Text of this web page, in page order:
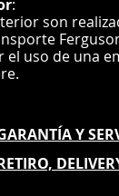
:
son
el uso de
Y